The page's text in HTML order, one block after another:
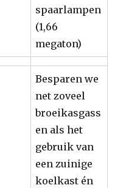
spaarlampen
(1,66
megaton)
Besparen we
net zoveel
broeikasgass
en als het
gebruik van
een zuinige
koelkast én